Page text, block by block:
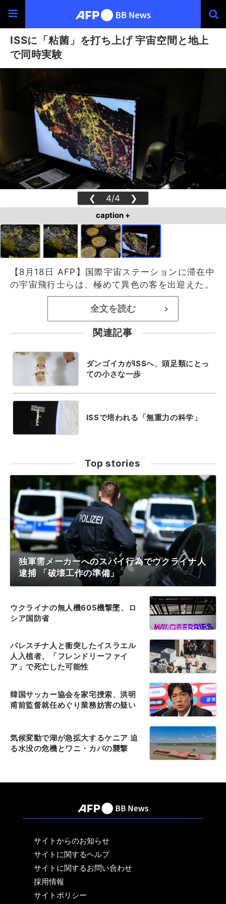
ISSに「粘菌」を打ち上げ 宇宙空間と地上
で同時実験
❮ 4/4 ❯
caption +
【8月18日 AFP】国際宇宙ステーションに滞在中
の宇宙飛行士らは、極めて異色の客を出迎えた。
全文を読む >
関連記事
ダンゴイカがISSへ、頭足類にとっ
ての小さな一歩
ISSで培われる「無重力の科学」
Top stories
独軍需メーカーへのスパイ行為でウクライナ人
逮捕 「破壊工作の準備」
ウクライナの無人機605機撃墜、ロ
シア国防省
パレスチナ人と衝突したイスラエル
人入植者、「フレンドリーファイ
ア」で死亡した可能性
韓国サッカー協会を家宅捜索、洪明
甫前監督就任めぐり業務妨害の疑い
気候変動で湖が急拡大するケニア 迫
る水没の危機とワニ・カバの襲撃
サイトからのお知らせ
サイトに関するヘルプ
サイトに関するお問い合わせ
採用情報
サイトポリシー